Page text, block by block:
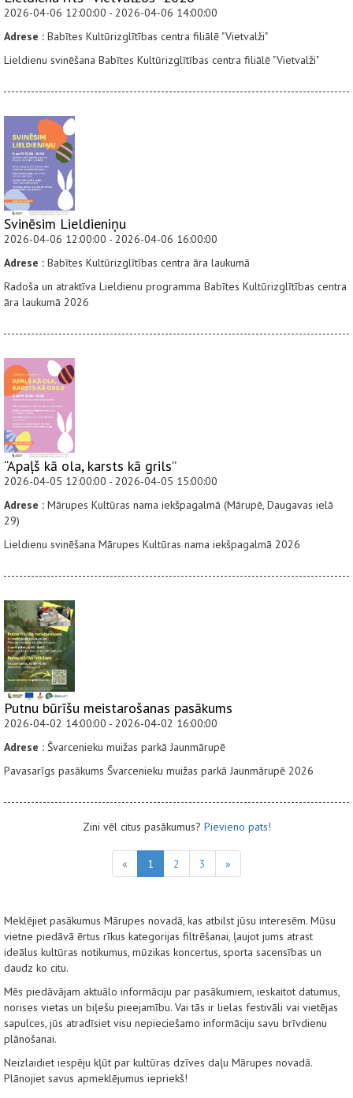
2026-04-06 12:00:00 - 2026-04-06 14:00:00
Adrese : Babītes Kultūrizglītības centra filiālē "Vietvalži"
Lieldienu svinēšana Babītes Kultūrizglītības centra filiālē "Vietvalži"
Svinēsim Lieldieniņu
2026-04-06 12:00:00 - 2026-04-06 16:00:00
Adrese : Babītes Kultūrizglītības centra āra laukumā
Radoša un atraktīva Lieldienu programma Babītes Kultūrizglītības centra
āra laukumā 2026
“Apaļš kā ola, karsts kā grils”
2026-04-05 12:00:00 - 2026-04-05 15:00:00
Adrese : Mārupes Kultūras nama iekšpagalmā (Mārupē, Daugavas ielā
29)
Lieldienu svinēšana Mārupes Kultūras nama iekšpagalmā 2026
Putnu būrīšu meistarošanas pasākums
2026-04-02 14:00:00 - 2026-04-02 16:00:00
Adrese : Švarcenieku muižas parkā Jaunmārupē
Pavasarīgs pasākums Švarcenieku muižas parkā Jaunmārupē 2026
Zini vēl citus pasākumus? Pievieno pats!
« 1 2 3 »
Meklējiet pasākumus Mārupes novadā, kas atbilst jūsu interesēm. Mūsu
vietne piedāvā ērtus rīkus kategorijas filtrēšanai, ļaujot jums atrast
ideālus kultūras notikumus, mūzikas koncertus, sporta sacensības un
daudz ko citu.
Mēs piedāvājam aktuālo informāciju par pasākumiem, ieskaitot datumus,
norises vietas un biļešu pieejamību. Vai tās ir lielas festivāli vai vietējas
sapulces, jūs atradīsiet visu nepieciešamo informāciju savu brīvdienu
plānošanai.
Neizlaidiet iespēju kļūt par kultūras dzīves daļu Mārupes novadā.
Plānojiet savus apmeklējumus iepriekš!